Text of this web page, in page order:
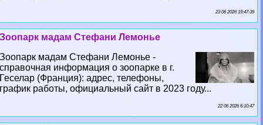
23 06 2026 19:47:39
Зоопарк мадам Стефани Лемонье
Зоопарк мадам Стефани Лемонье -
справочная информация о зоопарке в г.
Геселар (Франция): адрес, телефоны,
график работы, официальный сайт в 2023 году...
22 06 2026 6:10:47